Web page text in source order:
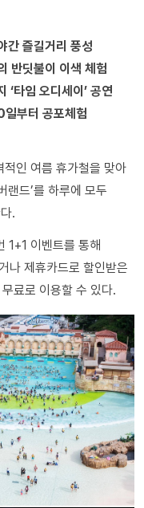
간 즐길거리 풍성
반딧불이 이색 체험
타임 오디세이’ 공연
일부터 공포체험
인 여름 휴가철을 맞아
랜드’를 하루에 모두
.
1+1 이벤트를 통해
나 제휴카드로 할인받은
료로 이용할 수 있다.